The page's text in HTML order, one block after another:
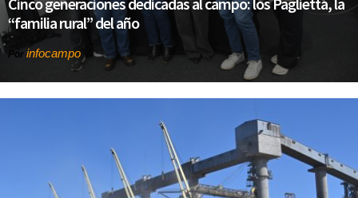
“familia rural” del año
Por infocampo